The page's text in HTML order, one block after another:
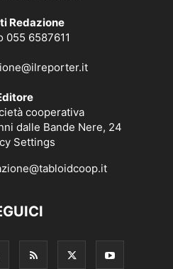
Redazione
055 6587611
cooperativa
dalle Bande Nere, 24
Settings